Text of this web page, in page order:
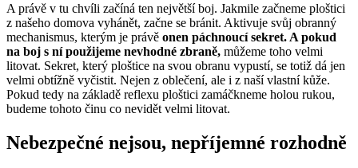
A právě v tu chvíli začíná ten největší boj. Jakmile začneme ploštici
z našeho domova vyhánět, začne se bránit. Aktivuje svůj obranný
mechanismus, kterým je právě onen páchnoucí sekret. A pokud
na boj s ní použijeme nevhodné zbraně, můžeme toho velmi
litovat. Sekret, který ploštice na svou obranu vypustí, se totiž dá jen
velmi obtížně vyčistit. Nejen z oblečení, ale i z naší vlastní kůže.
Pokud tedy na základě reflexu ploštici zamáčkneme holou rukou,
budeme tohoto činu co nevidět velmi litovat.
Nebezpečné nejsou, nepříjemné rozhodně